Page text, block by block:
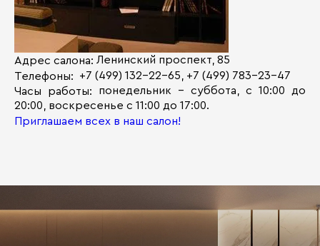
Адрес салона: Ленинский проспект, 85
Телефоны: +7 (499) 132-22-65, +7 (499) 783-23-47
Часы работы: понедельник - суббота, с 10:00 до
20:00, воскресенье с 11:00 до 17:00.
Приглашаем всех в наш салон!